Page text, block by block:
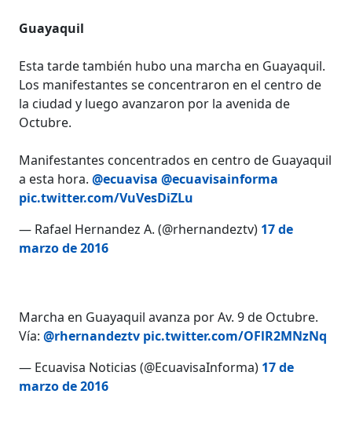
Guayaquil
Esta tarde también hubo una marcha en Guayaquil.
Los manifestantes se concentraron en el centro de
la ciudad y luego avanzaron por la avenida de
Octubre.
Manifestantes concentrados en centro de Guayaquil
a esta hora.@ecuavisa @ecuavisainforma
pic.twitter.com/VuVesDiZLu
— Rafael Hernandez A. (@rhernandeztv) 17 de
marzo de 2016
Marcha en Guayaquil avanza por Av. 9 de Octubre.
Vía:@rhernandeztv pic.twitter.com/OFlR2MNzNq
— Ecuavisa Noticias (@EcuavisaInforma) 17 de
marzo de 2016